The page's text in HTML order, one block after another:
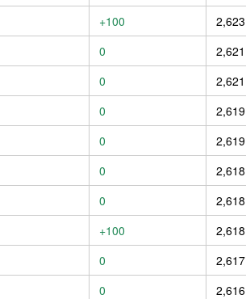
+100 2,623
0 2,621
0 2,621
0 2,619
0 2,619
0 2,618
0 2,618
+100 2,618
0 2,617
0 2,616